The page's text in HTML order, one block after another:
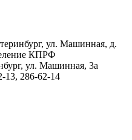
ул. Машинная, д.
КПРФ
ул. Машинная, 3а
13, 286-62-14